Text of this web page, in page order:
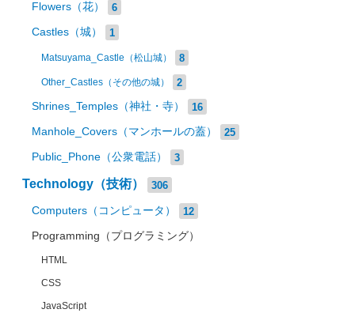
Flowers（花） 6
Castles（城） 1
Matsuyama_Castle（松山城） 8
Other_Castles（その他の城） 2
Shrines_Temples（神社・寺） 16
Manhole_Covers（マンホールの蓋） 25
Public_Phone（公衆電話） 3
Technology（技術） 306
Computers（コンピュータ） 12
Programming（プログラミング）
HTML
CSS
JavaScript